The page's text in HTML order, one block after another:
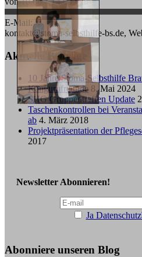
E-Mail:
kontakt@stoma-selbsthilfe-bs.de,
Aktuelle Beiträge
10 Jahre Stoma-Selbsthilfe
Kängurufreunde 8. Mai 2024
SHG Gruppentreffen Update
Taschenkontrollen bei
ab 4. März 2018
Projektpräsentation der
2017
Newsletter Abonnieren!
Ja
Abonniere unseren Blog